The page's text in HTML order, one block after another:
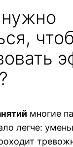
многие
легче: